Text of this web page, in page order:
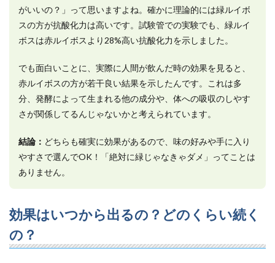
がいいの？」って思いますよね。確かに理論的には緑ルイボ
スの方が抗酸化力は高いです。試験管での実験でも、緑ルイ
ボスは赤ルイボスより28%高い抗酸化力を示しました。
でも面白いことに、実際に人間が飲んだ時の効果を見ると、
赤ルイボスの方が若干良い結果を示したんです。これは多
分、発酵によって生まれる他の成分や、体への吸収のしやす
さが関係してるんじゃないかと考えられています。
結論： どちらも確実に効果があるので、味の好みや手に入り
やすさで選んでOK！「絶対に緑じゃなきゃダメ」ってことは
ありません。
効果はいつから出るの？どのくらい続く
の？